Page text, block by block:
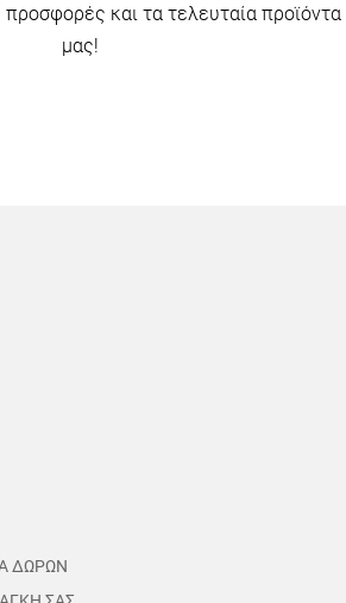
και τα τελευταία προϊόντα
μας!
ΔΩΡΩΝ